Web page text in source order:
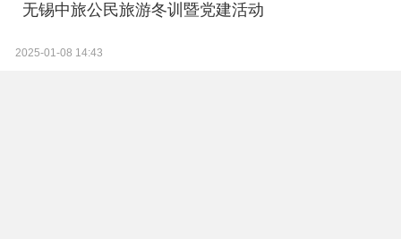
无锡中旅公民旅游冬训暨党建活动
2025-01-08 14:43